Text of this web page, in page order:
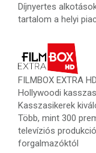
Díjnyertes
tartalom a helyi
FILMBOX EXTRA HD
Hollywoodi
Kasszasikerek
Több, mint 300
televíziós
forgalmazóktól